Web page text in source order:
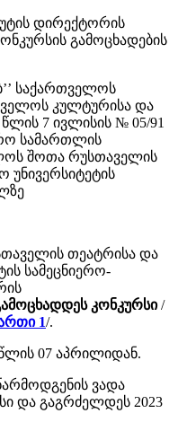
დირექტორის
გამოცხადების
საქართველოს
კულტურისა და
7 ივლისის № 05/91
სამართლის
შოთა რუსთაველის
უნივერსიტეტის
თეატრისა და
სამეცნიერო-
კონკურსი/
1/.
07 აპრილიდან.
ვადა
და გაგრძელდეს 2023